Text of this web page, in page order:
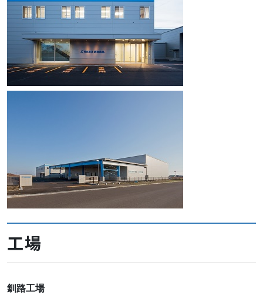
工場
釧路工場